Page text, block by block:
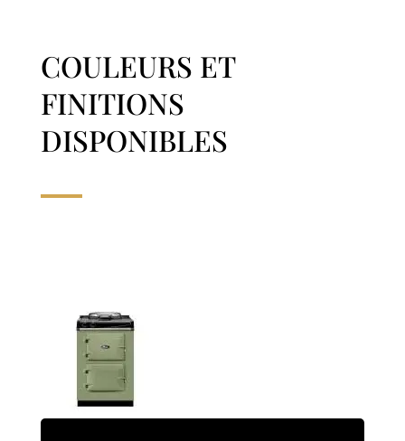
COULEURS ET
FINITIONS
DISPONIBLES